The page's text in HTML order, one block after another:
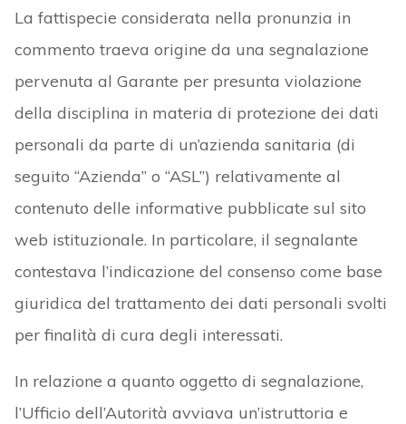
La fattispecie considerata nella pronunzia in
commento traeva origine da una segnalazione
pervenuta al Garante per presunta violazione
della disciplina in materia di protezione dei dati
personali da parte di un’azienda sanitaria (di
seguito “Azienda” o “ASL”) relativamente al
contenuto delle informative pubblicate sul sito
web istituzionale. In particolare, il segnalante
contestava l’indicazione del consenso come base
giuridica del trattamento dei dati personali svolti
per finalità di cura degli interessati.
In relazione a quanto oggetto di segnalazione,
l’Ufficio dell’Autorità avviava un’istruttoria e